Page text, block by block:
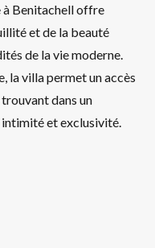
à Benitachell offre
et de la beauté
de la vie moderne.
la villa permet un accès
dans un
et exclusivité.